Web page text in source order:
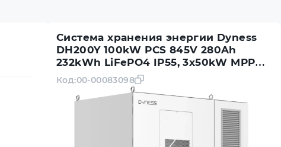
Система хранения энергии Dyness
DH200Y 100kW PCS 845V 280Ah
232kWh LiFePO4 IP55, 3x50kW MPPT
Fire Extinguisher, Water Cooled
Код:00-00083098